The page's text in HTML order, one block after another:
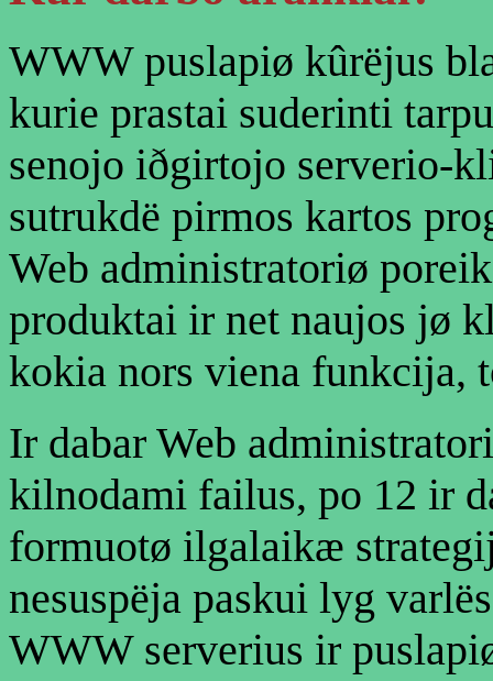
WWW puslapiø kûrëjus
kurie prastai suderinti
senojo iðgirtojo serverio-
sutrukdë pirmos kartos
Web administratoriø
produktai ir net naujos jø
kokia nors viena funkcija,
Ir dabar Web
kilnodami failus, po 12 ir
formuotø ilgalaikæ
nesuspëja paskui lyg
WWW serverius ir